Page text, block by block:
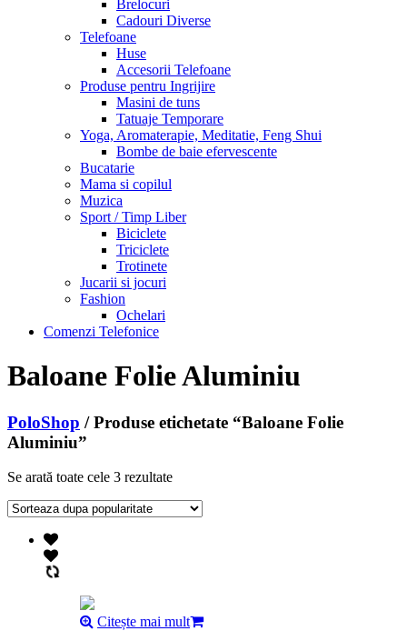
Brelocuri
Cadouri Diverse
Telefoane
Huse
Accesorii Telefoane
Produse pentru Ingrijire
Masini de tuns
Tatuaje Temporare
Yoga, Aromaterapie, Meditatie, Feng Shui
Bombe de baie efervescente
Bucatarie
Mama si copilul
Muzica
Sport / Timp Liber
Biciclete
Triciclete
Trotinete
Jucarii si jocuri
Fashion
Ochelari
Comenzi Telefonice
Baloane Folie Aluminiu
PoloShop / Produse etichetate “Baloane Folie
Aluminiu”
Se arată toate cele 3 rezultate
Citește mai mult